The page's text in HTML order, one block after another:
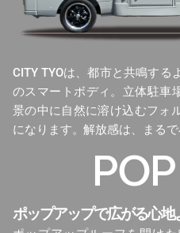
CITY TYOは、都市と共鳴す
のスマートボディ。立体駐車
景の中に自然に溶け込むフォ
になります。解放感は、まるで
ポップアップで広がる心地